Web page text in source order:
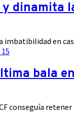
dinamita
en
bala
conseguía